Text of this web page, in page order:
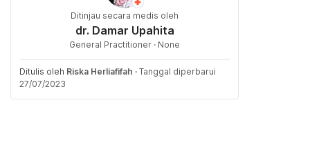
Ditinjau secara medis oleh
dr. Damar Upahita
General Practitioner · None
Ditulis oleh Riska Herliafifah · Tanggal diperbarui
27/07/2023